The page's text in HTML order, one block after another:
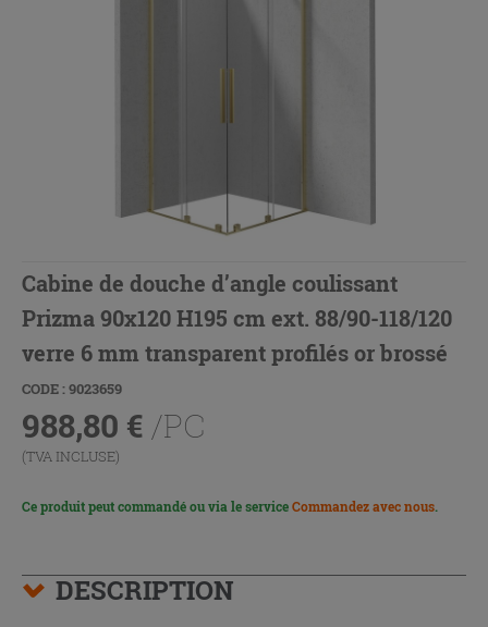
Cabine de douche d’angle coulissant
Prizma 90x120 H195 cm ext. 88/90-118/120
verre 6 mm transparent profilés or brossé
CODE : 9023659
988,80 € /PC
(TVA INCLUSE)
Ce produit peut commandé ou via le serviceCommandez avec nous.
DESCRIPTION